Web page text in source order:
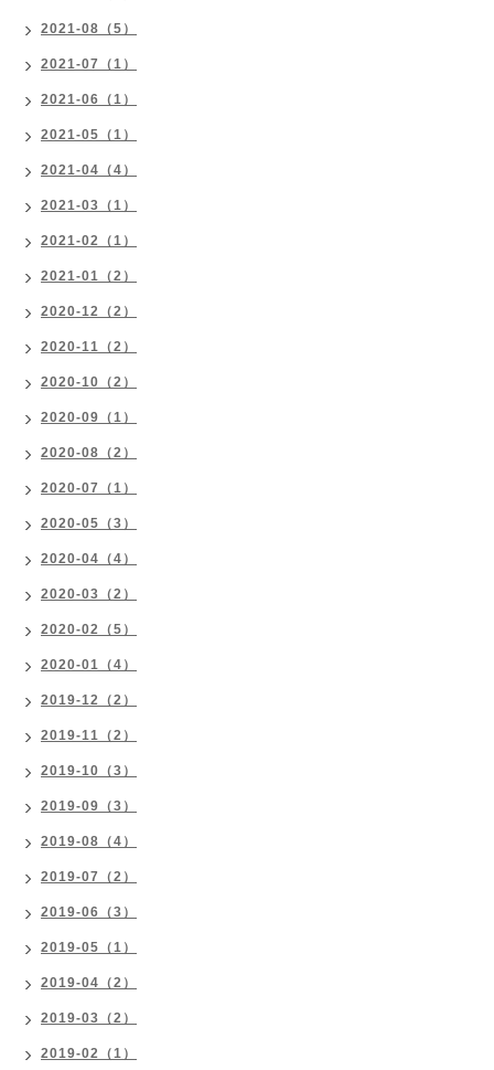
2021-08（5）
2021-07（1）
2021-06（1）
2021-05（1）
2021-04（4）
2021-03（1）
2021-02（1）
2021-01（2）
2020-12（2）
2020-11（2）
2020-10（2）
2020-09（1）
2020-08（2）
2020-07（1）
2020-05（3）
2020-04（4）
2020-03（2）
2020-02（5）
2020-01（4）
2019-12（2）
2019-11（2）
2019-10（3）
2019-09（3）
2019-08（4）
2019-07（2）
2019-06（3）
2019-05（1）
2019-04（2）
2019-03（2）
2019-02（1）